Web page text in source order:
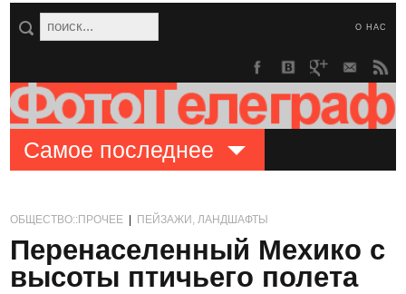
О НАС
Самое последнее
ОБЩЕСТВО::ПРОЧЕЕ ПЕЙЗАЖИ, ЛАНДШАФТЫ
Перенаселенный Мехико с
высоты птичьего полета